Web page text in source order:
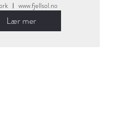
www.fjellsol.no
Lær mer